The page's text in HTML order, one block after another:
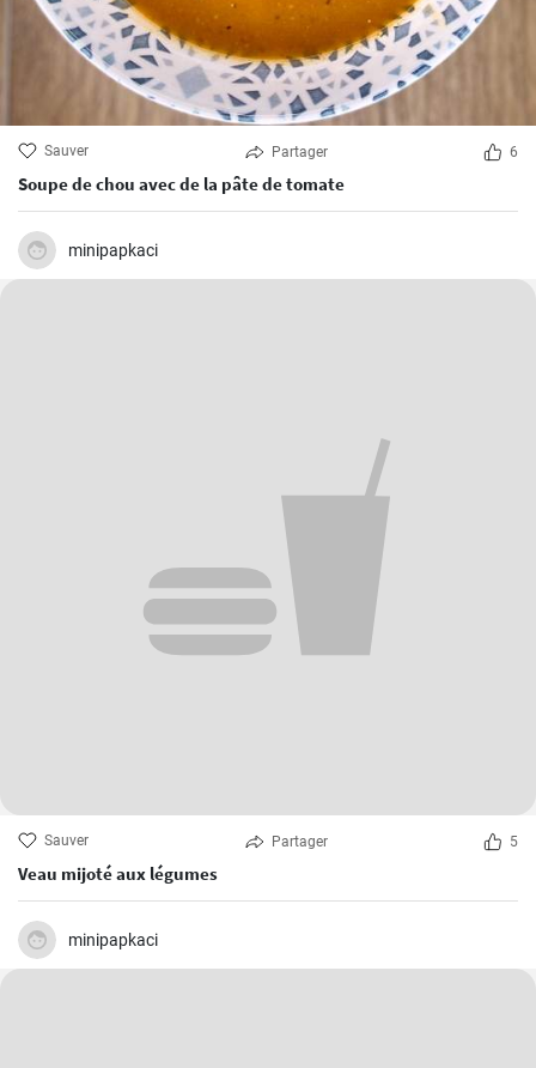
Sauver Partager 6
Soupe de chou avec de la pâte de tomate
minipapkaci
Sauver Partager 5
Veau mijoté aux légumes
minipapkaci